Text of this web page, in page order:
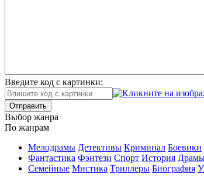
Введите код с картинки:
Отправить
Вы­бор жан­ра
По жан­рам
Ме­ло­дра­мы Де­тек­ти­вы Кри­ми­нал Бое­ви­ки
Фан­та­сти­ка Фэн­те­зи Спорт Ис­то­рия
Се­мей­ные Мис­ти­ка Трил­ле­ры Био­гра­фия